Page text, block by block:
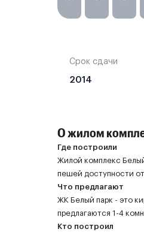
Срок сдачи
2014
О жилом
Где построили
Жилой комплекс
пешей доступности
Что предлагают
ЖК Белый парк - это
предлагаются 1-4
Кто построил